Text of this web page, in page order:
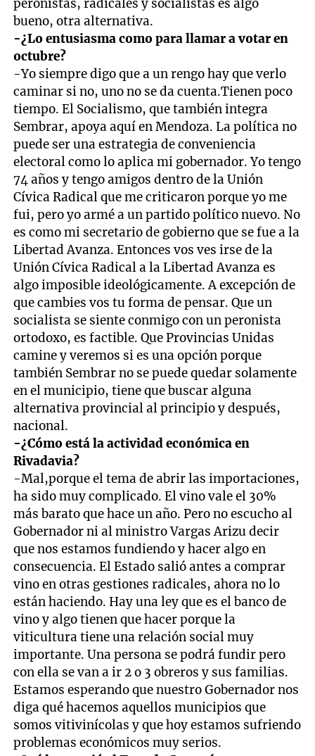
peronistas, radicales y socialistas es algo
bueno, otra alternativa.
-¿Lo entusiasma como para llamar a votar en
octubre?
-Yo siempre digo que a un rengo hay que verlo
caminar si no, uno no se da cuenta.Tienen poco
tiempo. El Socialismo, que también integra
Sembrar, apoya aquí en Mendoza. La política no
puede ser una estrategia de conveniencia
electoral como lo aplica mi gobernador. Yo tengo
74 años y tengo amigos dentro de la Unión
Cívica Radical que me criticaron porque yo me
fui, pero yo armé a un partido político nuevo. No
es como mi secretario de gobierno que se fue a la
Libertad Avanza. Entonces vos ves irse de la
Unión Cívica Radical a la Libertad Avanza es
algo imposible ideológicamente. A excepción de
que cambies vos tu forma de pensar. Que un
socialista se siente conmigo con un peronista
ortodoxo, es factible. Que Provincias Unidas
camine y veremos si es una opción porque
también Sembrar no se puede quedar solamente
en el municipio, tiene que buscar alguna
alternativa provincial al principio y después,
nacional.
-¿Cómo está la actividad económica en
Rivadavia?
-Mal,porque el tema de abrir las importaciones,
ha sido muy complicado. El vino vale el 30%
más barato que hace un año. Pero no escucho al
Gobernador ni al ministro Vargas Arizu decir
que nos estamos fundiendo y hacer algo en
consecuencia. El Estado salió antes a comprar
vino en otras gestiones radicales, ahora no lo
están haciendo. Hay una ley que es el banco de
vino y algo tienen que hacer porque la
viticultura tiene una relación social muy
importante. Una persona se podrá fundir pero
con ella se van a ir 2 o 3 obreros y sus familias.
Estamos esperando que nuestro Gobernador nos
diga qué hacemos aquellos municipios que
somos vitivinícolas y que hoy estamos sufriendo
problemas económicos muy serios.